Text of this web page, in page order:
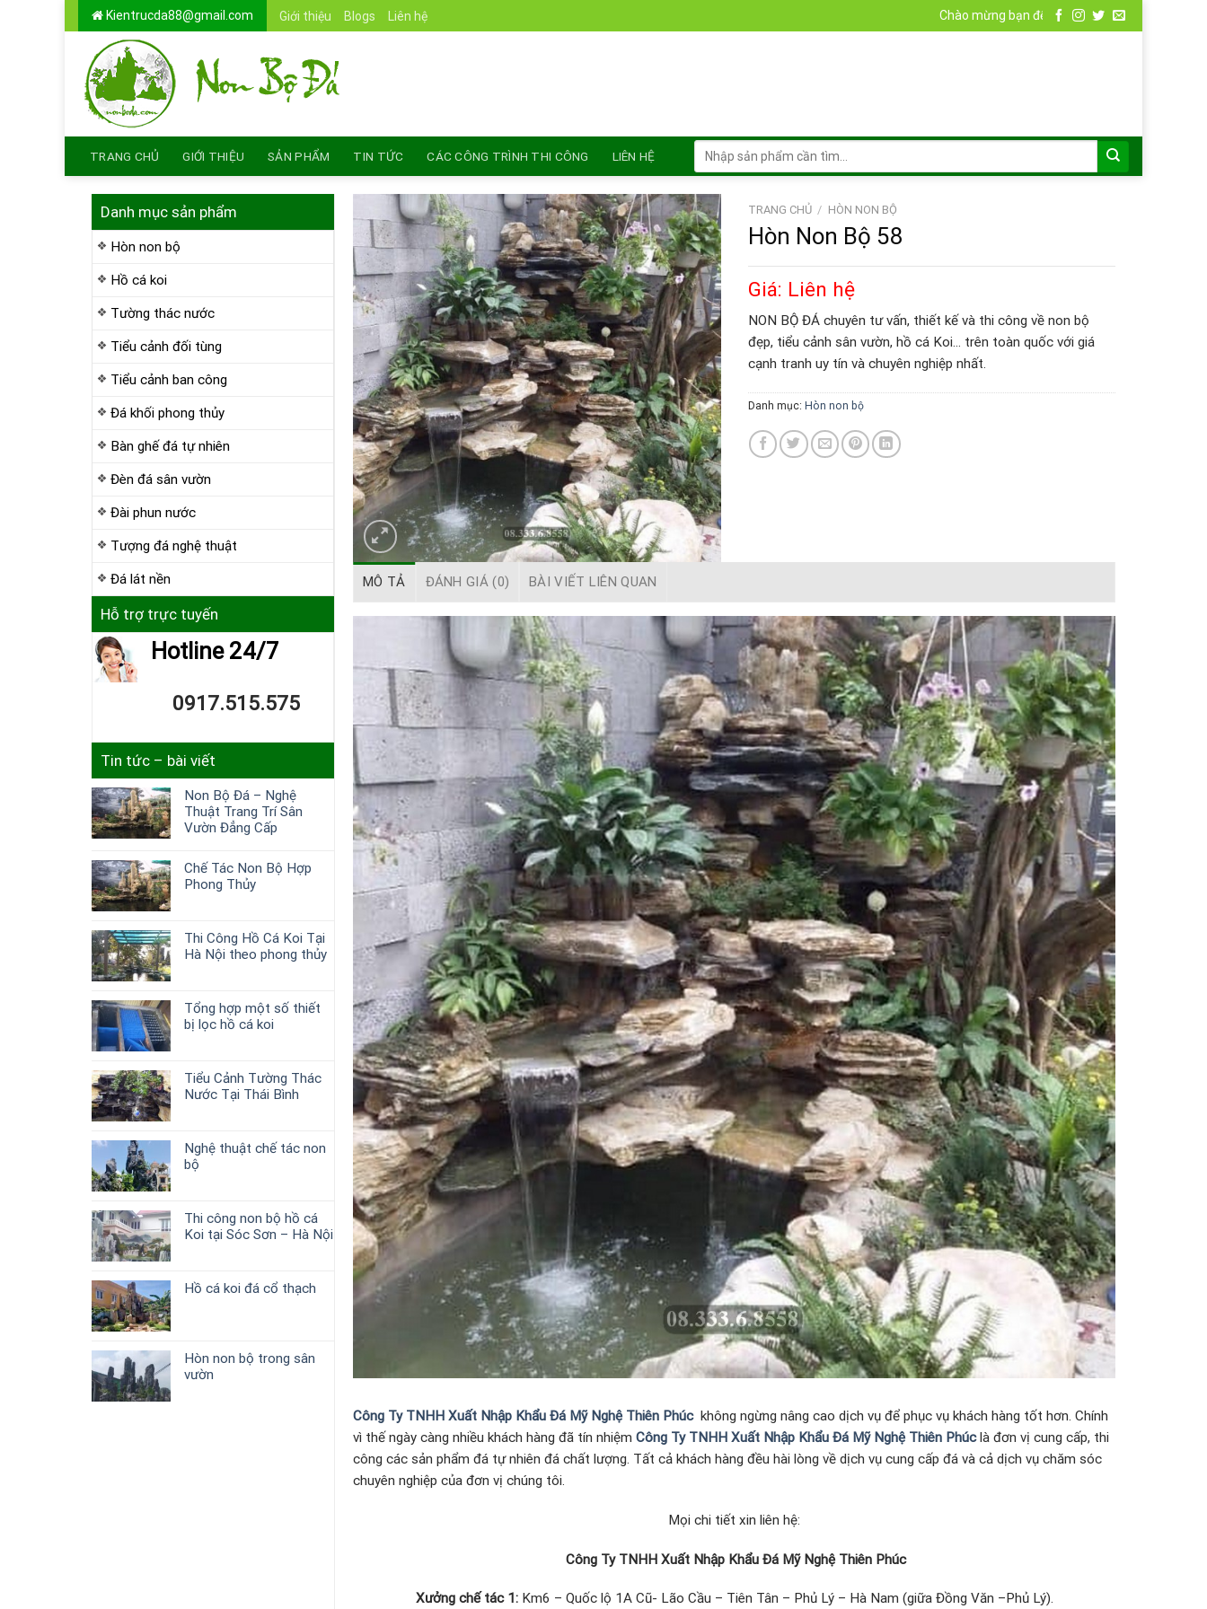
to
content
Kientrucda88@gmail.com Giới thiệu Blogs Liên hệ Chào mừng bạn đến với Non Bộ Đá
TRANG CHỦ GIỚI THIỆU SẢN PHẨM TIN TỨC CÁC CÔNG TRÌNH THI CÔNG LIÊN HỆ
kiếm:
Danh mục sản phẩm
Hòn non bộ
Hồ cá koi
Tường thác nước
Tiểu cảnh đối tùng
Tiểu cảnh ban công
Đá khối phong thủy
Bàn ghế đá tự nhiên
Đèn đá sân vườn
Đài phun nước
Tượng đá nghệ thuật
Đá lát nền
Hỗ trợ trực tuyến
Hotline 24/7
0917.515.575
Tin tức – bài viết
Non Bộ Đá – Nghệ
Thuật Trang Trí Sân
Vườn Đẳng Cấp
Chế Tác Non Bộ Hợp
Phong Thủy
Thi Công Hồ Cá Koi Tại
Hà Nội theo phong thủy
Tổng hợp một số thiết
bị lọc hồ cá koi
Tiểu Cảnh Tường Thác
Nước Tại Thái Bình
Nghệ thuật chế tác non
bộ
Thi công non bộ hồ cá
Koi tại Sóc Sơn – Hà Nội
Hồ cá koi đá cổ thạch
Hòn non bộ trong sân
vườn
TRANG CHỦ / HÒN NON BỘ
Hòn Non Bộ 58
Giá: Liên hệ
NON BỘ ĐÁ chuyên tư vấn, thiết kế và thi công về non bộ
đẹp, tiểu cảnh sân vườn, hồ cá Koi… trên toàn quốc với giá
cạnh tranh uy tín và chuyên nghiệp nhất.
Danh mục: Hòn non bộ
MÔ TẢ ĐÁNH GIÁ (0) BÀI VIẾT LIÊN QUAN
Công Ty TNHH Xuất Nhập Khẩu Đá Mỹ Nghệ Thiên Phúc không ngừng nâng cao dịch vụ để phục vụ khách hàng tốt hơn. Chính
vì thế ngày càng nhiều khách hàng đã tín nhiệm Công Ty TNHH Xuất Nhập Khẩu Đá Mỹ Nghệ Thiên Phúclà đơn vị cung cấp, thi
công các sản phẩm đá tự nhiên đá chất lượng. Tất cả khách hàng đều hài lòng về dịch vụ cung cấp đá và cả dịch vụ chăm sóc
chuyên nghiệp của đơn vị chúng tôi.
Mọi chi tiết xin liên hệ:
Công Ty TNHH Xuất Nhập Khẩu Đá Mỹ Nghệ Thiên Phúc
Xưởng chế tác 1:Km6 – Quốc lộ 1A Cũ- Lão Cầu – Tiên Tân – Phủ Lý – Hà Nam (giữa Đồng Văn –Phủ Lý).